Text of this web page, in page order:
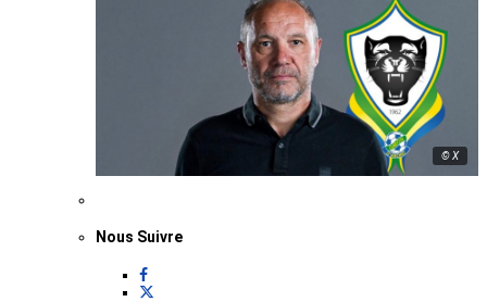
© X
Nous Suivre